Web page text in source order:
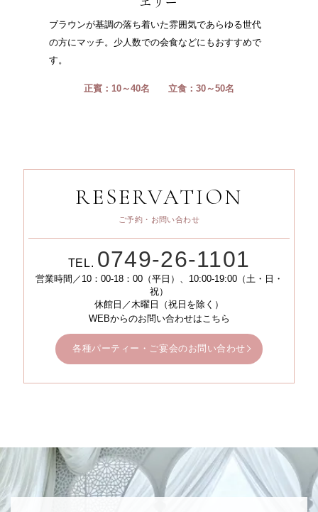
ブラウンが基調の落ち着いた雰囲気であらゆる世代
の方にマッチ。少人数での会食などにもおすすめで
す。
正賓：10～40名 立食：30～50名
RESERVATION
ご予約・お問い合わせ
TEL. 0749-26-1101
営業時間／10：00-18：00（平日）、10:00-19:00（土・日・
祝）
休館日／木曜日（祝日を除く）
WEBからのお問い合わせはこちら
各種パーティー・ご宴会のお問い合わせ